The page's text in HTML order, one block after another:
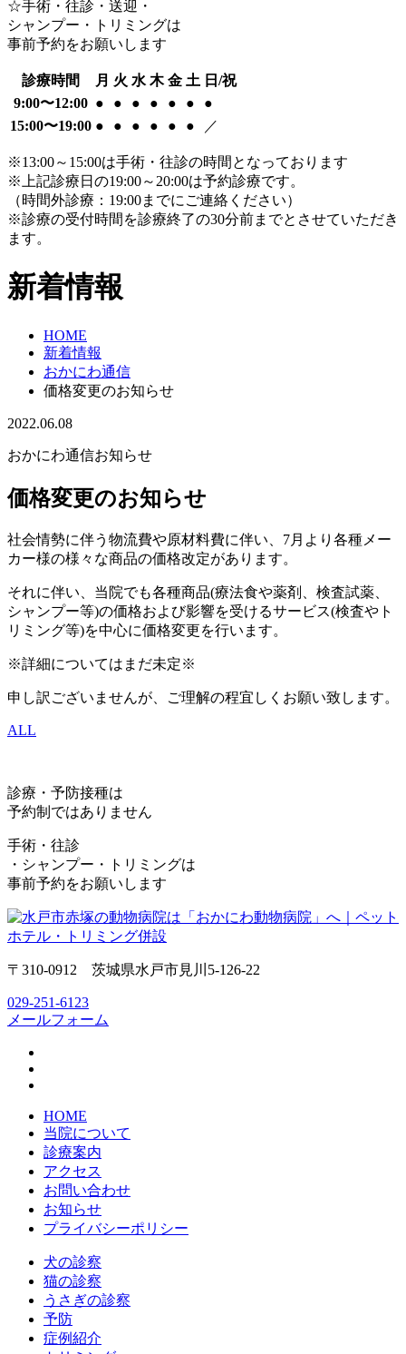
☆手術・往診・送迎・
シャンプー・トリミングは
事前予約をお願いします
診療時間 月 火 水 木 金 土 日/祝
9:00〜12:00 ● ● ● ● ● ●
●
15:00〜19:00 ● ● ● ● ● ● ／
※13:00～15:00は手術・往診の時間となっております
※上記診療日の19:00～20:00は予約診療です。
（時間外診療：19:00までにご連絡ください）
※診療の受付時間を診療終了の30分前までとさせていただき
ます。
新着情報
HOME
新着情報
おかにわ通信
価格変更のお知らせ
2022.06.08
おかにわ通信お知らせ
価格変更のお知らせ
社会情勢に伴う物流費や原材料費に伴い、7月より各種メー
カー様の様々な商品の価格改定があります。
それに伴い、当院でも各種商品(療法食や薬剤、検査試薬、
シャンプー等)の価格および影響を受けるサービス(検査やト
リミング等)を中心に価格変更を行います。
※詳細についてはまだ未定※
申し訳ございませんが、ご理解の程宜しくお願い致します。
ALL
診療・予防接種は
予約制ではありません
手術・往診
・シャンプー・トリミングは
事前予約をお願いします
〒310-0912 茨城県水戸市見川5-126-22
029-251-6123
メールフォーム
HOME
当院について
診療案内
アクセス
お問い合わせ
お知らせ
プライバシーポリシー
犬の診察
猫の診察
うさぎの診察
予防
症例紹介